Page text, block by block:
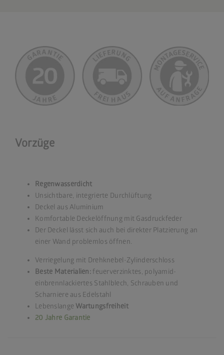
Vorzüge
Regenwasserdicht
Unsichtbare, integrierte Durchlüftung
Deckel aus Aluminium
Komfortable Deckelöffnung mit Gasdruckfeder
Der Deckel lässt sich auch bei direkter Platzierung an
einer Wand problemlos öffnen.
Verriegelung mit Drehknebel-Zylinderschloss
Beste Materialien: feuerverzinktes, polyamid-
einbrennlackiertes Stahlblech, Schrauben und
Scharniere aus Edelstahl
Lebenslange Wartungsfreiheit
20 Jahre Garantie